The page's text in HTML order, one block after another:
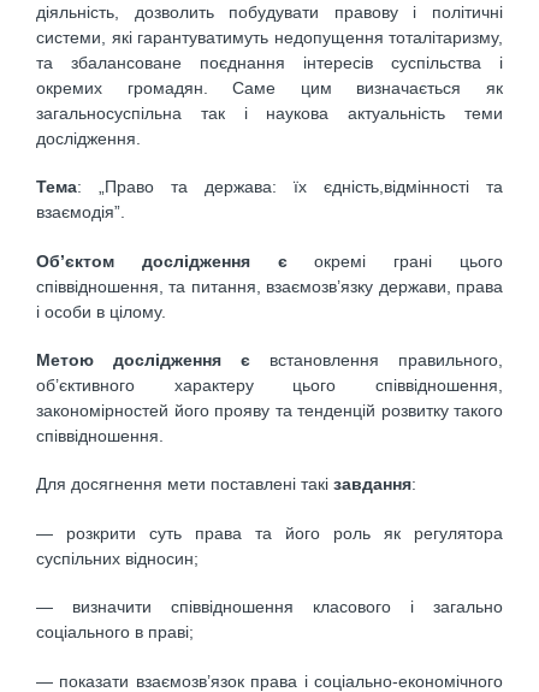
діяльність, дозволить побудувати правову і політичні
системи, які гарантуватимуть недопущення тоталітаризму,
та збалансоване поєднання інтересів суспільства і
окремих громадян. Саме цим визначається як
загальносуспільна так і наукова актуальність теми
дослідження.
Тема: „Право та держава: їх єдність,відмінності та
взаємодія”.
Об’єктом дослідження єокремі грані цього
співвідношення, та питання, взаємозв’язку держави, права
і особи в цілому.
Метою дослідження є встановлення правильного,
об’єктивного характеру цього співвідношення,
закономірностей його прояву та тенденцій розвитку такого
співвідношення.
Для досягнення мети поставлені такі завдання:
— розкрити суть права та його роль як регулятора
суспільних відносин;
— визначити співвідношення класового і загально
соціального в праві;
— показати взаємозв’язок права і соціально-економічного